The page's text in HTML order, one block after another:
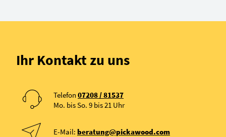
Ihr Kontakt zu uns
Telefon 07208 / 81537
Mo. bis So. 9 bis 21 Uhr
E-Mail: beratung@pickawood.com